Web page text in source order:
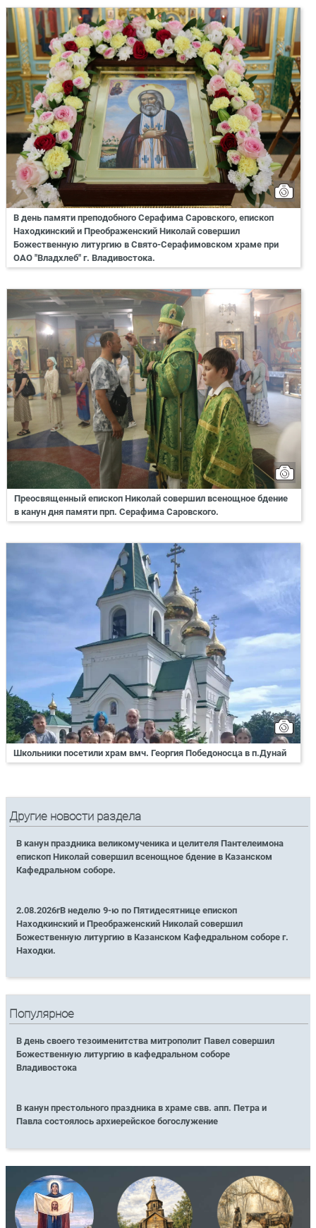
В день памяти преподобного Серафима Саровского, епископ
Находкинский и Преображенский Николай совершил
Божественную литургию в Свято-Серафимовском храме при
ОАО "Владхлеб" г. Владивостока.
Преосвященный епископ Николай совершил всенощное бдение
в канун дня памяти прп. Серафима Саровского.
Школьники посетили храм вмч. Георгия Победоносца в п.Дунай
Другие новости раздела
В канун праздника великомученика и целителя Пантелеимона
епископ Николай совершил всенощное бдение в Казанском
Кафедральном соборе.
2.08.2026гВ неделю 9-ю по Пятидесятнице епископ
Находкинский и Преображенский Николай совершил
Божественную литургию в Казанском Кафедральном соборе г.
Находки.
Популярное
В день своего тезоименитства митрополит Павел совершил
Божественную литургию в кафедральном соборе
Владивостока
В канун престольного праздника в храме свв. апп. Петра и
Павла состоялось архиерейское богослужение